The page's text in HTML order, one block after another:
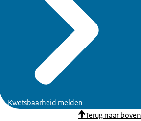
Kwetsbaarheid melden
Terug naar boven